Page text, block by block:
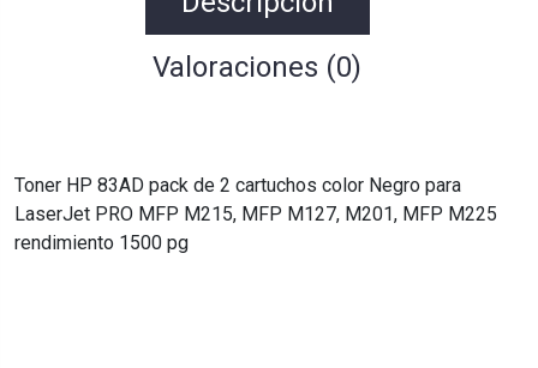
Valoraciones (0)
Toner HP 83AD pack de 2 cartuchos color Negro para
LaserJet PRO MFP M215, MFP M127, M201, MFP M225
rendimiento 1500 pg